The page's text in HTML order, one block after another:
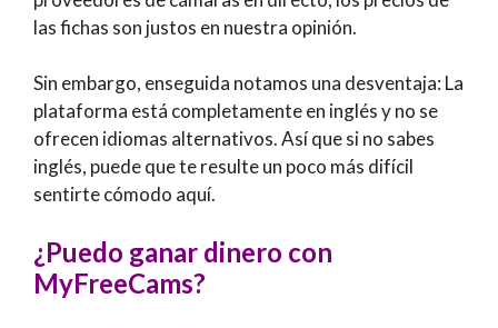
las fichas son justos en nuestra opinión.
Sin embargo, enseguida notamos una desventaja: La
plataforma está completamente en inglés y no se
ofrecen idiomas alternativos. Así que si no sabes
inglés, puede que te resulte un poco más difícil
sentirte cómodo aquí.
¿Puedo ganar dinero con
MyFreeCams?